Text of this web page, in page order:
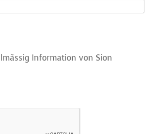
Information von Sion